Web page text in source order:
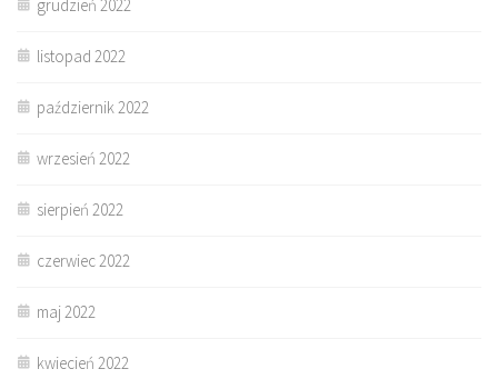
grudzień 2022
listopad 2022
październik 2022
wrzesień 2022
sierpień 2022
czerwiec 2022
maj 2022
kwiecień 2022